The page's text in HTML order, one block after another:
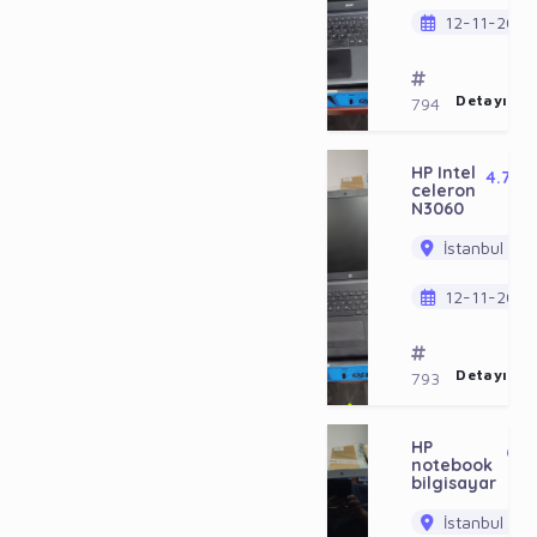
12-11-2023
794 Detayı
HP Intel
celeron
N3060
4.750
İstanbul /
12-11-2023
793 Detayı
HP
notebook
bilgisayar
İstanbul /